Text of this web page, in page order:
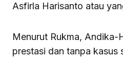
Asfirla Harisanto atau
Menurut Rukma, Andika-
prestasi dan tanpa kasus